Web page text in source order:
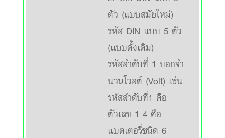
ตัว (แบบสมัยใหม่)
รหัส DIN แบบ 5 ตัว
(แบบดั้งเดิม)
รหัสลำดับที่ 1 บอกจำ
นวนโวลต์ (Volt) เช่น
รหัสลำดับที่1 คือ
ตัวเลข 1-4 คือ
แบตเตอรี่ชนิด 6